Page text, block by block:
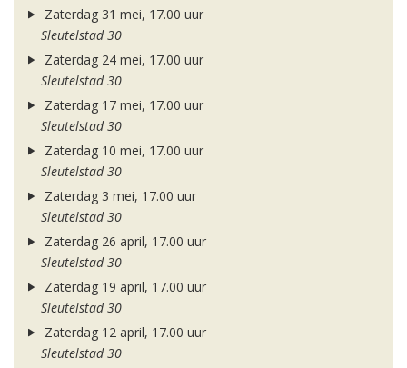
Zaterdag 31 mei, 17.00 uur
Sleutelstad 30
Zaterdag 24 mei, 17.00 uur
Sleutelstad 30
Zaterdag 17 mei, 17.00 uur
Sleutelstad 30
Zaterdag 10 mei, 17.00 uur
Sleutelstad 30
Zaterdag 3 mei, 17.00 uur
Sleutelstad 30
Zaterdag 26 april, 17.00 uur
Sleutelstad 30
Zaterdag 19 april, 17.00 uur
Sleutelstad 30
Zaterdag 12 april, 17.00 uur
Sleutelstad 30